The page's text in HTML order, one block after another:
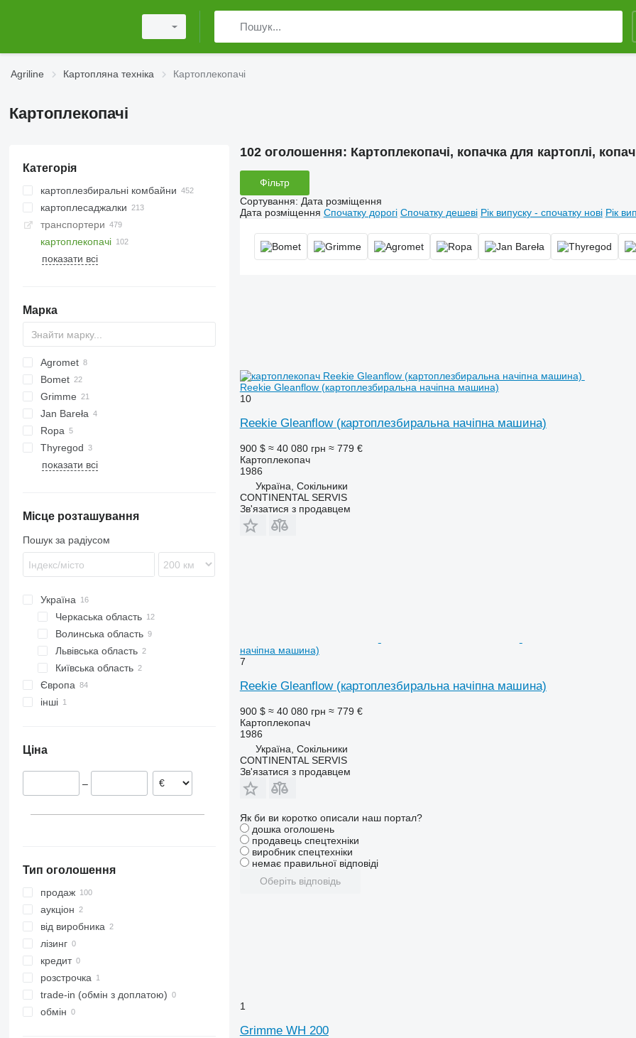
Agriline Картопляна техніка Картоплекопачі
Картоплекопачі
Категорія
картоплезбиральні комбайни
картоплесаджалки
транспортери
картоплекопачі
показати всі
Марка
Spirit
Agromet
Z-series
Bomet
U-series
Z-series
Grimme
DL
EVO
GT
HT
VARITRON
Jan Bareła
Ropa
Keiler
Thyregod
WEGA
показати всі
Місце розташування
Пошук за радіусом
Україна
Черкаська область
Звенигородка
Волинська область
Львівська область
Сокільники
Київська область
Київ
Європа
Австрія
Румунія
інші
Ціна
–
Тип оголошення
продаж
аукціон
від виробника
лізинг
кредит
розстрочка
trade-in (обмін з доплатою)
обмін
102 оголошення: Картоплекопачі, копачка для картоплі,
Фільтр
Сортування: Дата розміщення
Дата розміщення Спочатку дорогі Спочатку дешеві Рік випуску - спочатку нові Рік
Reekie Gleanflow (картоплезбиральна начіпна машина)
10
Reekie Gleanflow (картоплезбиральна начіпна машина)
900 $ ≈ 40 080 грн ≈ 779 €
Картоплекопач
1986
Україна, Сокільники
CONTINENTAL SERVIS
Зв'язатися з продавцем
начіпна машина)
7
Reekie Gleanflow (картоплезбиральна начіпна машина)
900 $ ≈ 40 080 грн ≈ 779 €
Картоплекопач
1986
Україна, Сокільники
CONTINENTAL SERVIS
Зв'язатися з продавцем
Як би ви коротко описали наш портал?
дошка оголошень
продавець спецтехніки
виробник спецтехніки
немає правильної відповіді
Оберіть відповідь
1
Grimme WH 200